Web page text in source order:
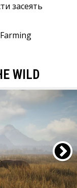
засеять
WILD